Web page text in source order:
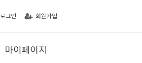
로그인 회원가입
마이페이지